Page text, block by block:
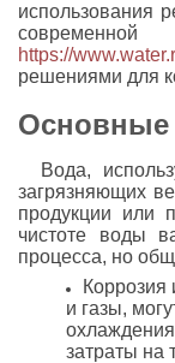
использования
https://
решениями для
Основные
Вода,
загрязняющих
продукции или
чистоте воды
процесса, но
Коррозия
и газы,
затраты на